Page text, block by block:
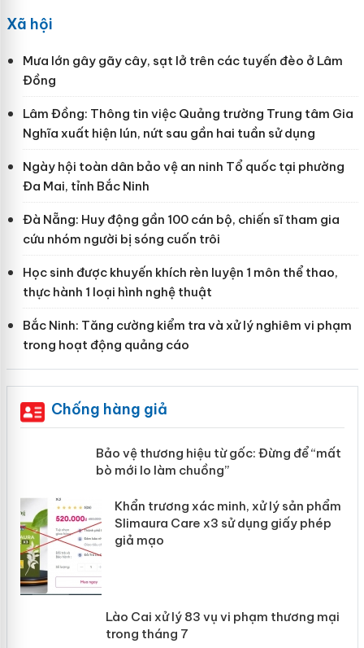
Xã hội
Mưa lớn gây gãy cây, sạt lở trên các tuyến đèo ở Lâm
Đồng
Lâm Đồng: Thông tin việc Quảng trường Trung tâm Gia
Nghĩa xuất hiện lún, nứt sau gần hai tuần sử dụng
Ngày hội toàn dân bảo vệ an ninh Tổ quốc tại phường
Đa Mai, tỉnh Bắc Ninh
Đà Nẵng: Huy động gần 100 cán bộ, chiến sĩ tham gia
cứu nhóm người bị sóng cuốn trôi
Học sinh được khuyến khích rèn luyện 1 môn thể thao,
thực hành 1 loại hình nghệ thuật
Bắc Ninh: Tăng cường kiểm tra và xử lý nghiêm vi phạm
trong hoạt động quảng cáo
Chống hàng giả
Bảo vệ thương hiệu từ gốc: Đừng để
“mất bò mới lo làm chuồng”